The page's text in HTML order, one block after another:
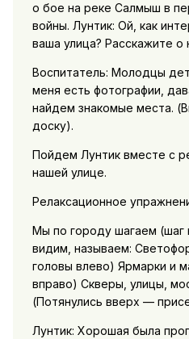
о бое на реке Салмыш в
войны. Лунтик: Ой, как
ваша улица? Расскажите о
Воспитатель: Молодцы
меня есть фотографии,
найдем знакомые места.
доску).
Пойдем Лунтик вместе с
нашей улице.
Релаксационное
Мы по городу шагаем (шаг
видим, называем:
головы влево) Ярмарки и
вправо) Скверы, улицы,
(Потянулись вверх —
Лунтик: Хорошая была